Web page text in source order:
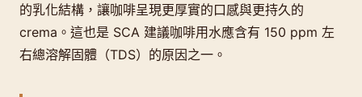
的乳化結構，讓咖啡呈現更厚實的口感與更持久的
crema。這也是 SCA 建議咖啡用水應含有 150 ppm 左
右總溶解固體（TDS）的原因之一。